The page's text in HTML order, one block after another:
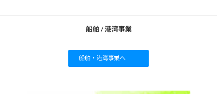
船舶 / 港湾事業
船舶・港湾事業へ